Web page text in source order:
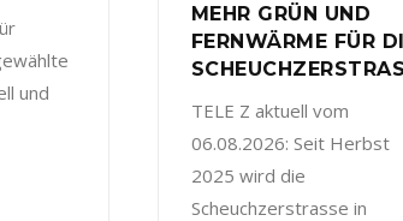
und
MEHR GRÜN UND
FERNWÄRME FÜR
TELE Z aktuell vom
06.08.2026: Seit Herbst
2025 wird die
Scheuchzerstrasse in